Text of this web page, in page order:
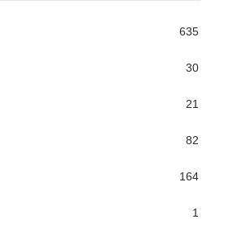
635
30
21
82
164
1